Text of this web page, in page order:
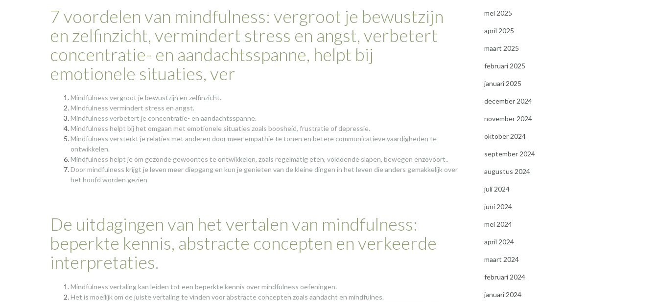
7 voordelen van mindfulness: vergroot je bewustzijn
en zelfinzicht, vermindert stress en angst, verbetert
concentratie- en aandachtsspanne, helpt bij
emotionele situaties, ver
Mindfulness vergroot je bewustzijn en zelfinzicht.
Mindfulness vermindert stress en angst.
Mindfulness verbetert je concentratie- en aandachtsspanne.
Mindfulness helpt bij het omgaan met emotionele situaties zoals boosheid, frustratie of depressie.
Mindfulness versterkt je relaties met anderen door meer empathie te tonen en betere communicatieve vaardigheden te
ontwikkelen.
Mindfulness helpt je om gezonde gewoontes te ontwikkelen, zoals regelmatig eten, voldoende slapen, bewegen enzovoort..
Door mindfulness krijgt je leven meer diepgang en kun je genieten van de kleine dingen in het leven die anders gemakkelijk over
het hoofd worden gezien
De uitdagingen van het vertalen van mindfulness:
beperkte kennis, abstracte concepten en verkeerde
interpretaties.
Mindfulness vertaling kan leiden tot een beperkte kennis over mindfulness oefeningen.
Het is moeilijk om de juiste vertaling te vinden voor abstracte concepten zoals aandacht en mindfulnes.
mei 2025
april 2025
maart 2025
februari 2025
januari 2025
december 2024
november 2024
oktober 2024
september 2024
augustus 2024
juli 2024
juni 2024
mei 2024
april 2024
maart 2024
februari 2024
januari 2024